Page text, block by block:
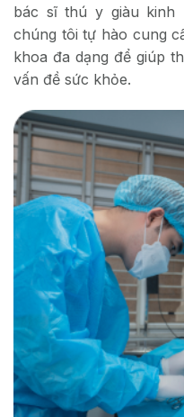
bác sĩ thú y giàu kinh
chúng tôi tự hào cung
khoa đa dạng để giúp
vấn đề sức khỏe.